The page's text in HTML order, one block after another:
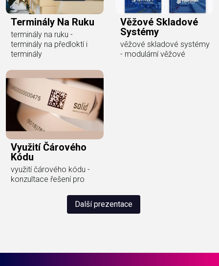
Terminály Na Ruku
terminály na ruku -
terminály na předloktí i
terminály
Věžové Skladové
Systémy
věžové skladové systémy
- modulární věžové
Využití Čárového
Kódu
využití čárového kódu -
konzultace řešení pro
Další prezentace